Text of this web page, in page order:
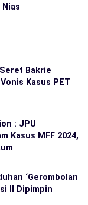
Nias
Bakrie
Kasus PET
: JPU
Kasus MFF 2024,
‘Gerombolan
II Dipimpin